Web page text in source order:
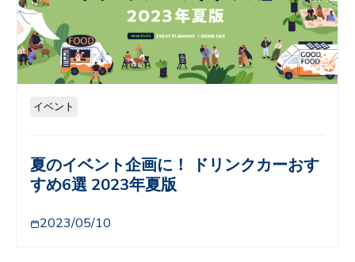
イベント
夏のイベント企画に！ ドリンクカーおす
すめ6選 2023年夏版
2023/05/10